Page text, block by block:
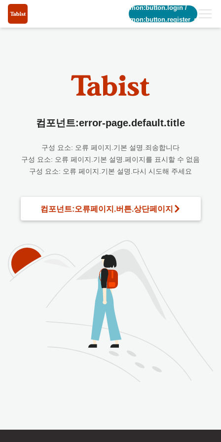
common:button.login/
common:button.register_short
컴포넌트:error-page.default.title
구성 요소: 오류 페이지.기본 설명.죄송합니다
구성 요소: 오류 페이지.기본 설명.페이지를 표시할 수 없음
구성 요소: 오류 페이지.기본 설명.다시 시도해 주세요
컴포넌트:오류페이지.버튼.상단페이지